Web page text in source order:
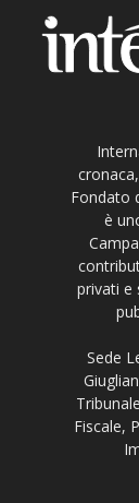
Fondato
è
privati e
Sede
Fiscale,